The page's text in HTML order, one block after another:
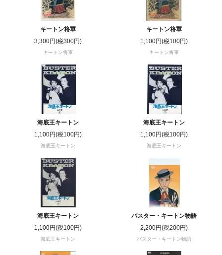
キートン将軍
3,300円(税300円)
キートン将軍
キートン将軍
1,100円(税100円)
キートン将軍
海底王キートン
1,100円(税100円)
海底王キートン
海底王キートン
1,100円(税100円)
海底王キートン
海底王キートン
1,100円(税100円)
海底王キートン
バスター・キートン物語
2,200円(税200円)
バスター・キートン物語